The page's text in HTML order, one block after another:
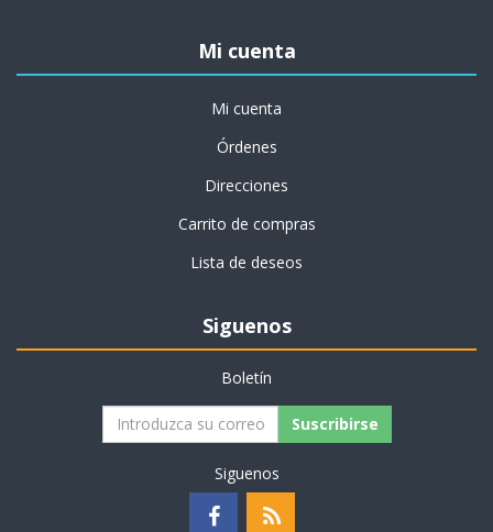
Mi cuenta
Mi cuenta
Órdenes
Direcciones
Carrito de compras
Lista de deseos
Siguenos
Boletín
Suscribirse
Siguenos